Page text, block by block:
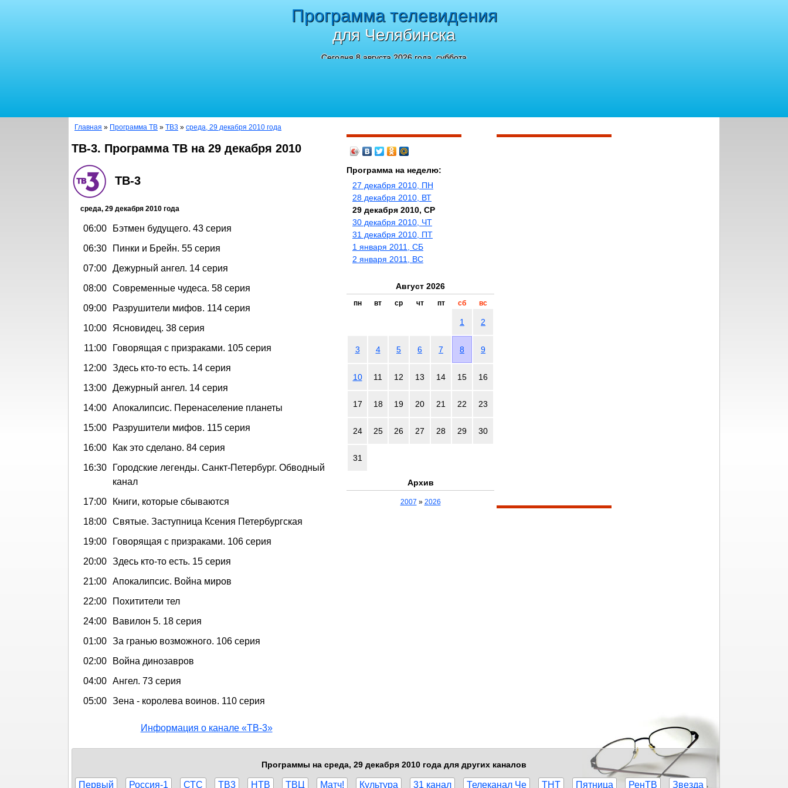
Программа телевидения
для Челябинска
Сегодня 8 августа 2026 года, суббота
Главная » Программа ТВ » ТВ3 » среда, 29 декабря 2010 года
ТВ-3. Программа ТВ на 29 декабря 2010
ТВ-3
среда, 29 декабря 2010 года
06:00
Бэтмен будущего. 43 серия
06:30
Пинки и Брейн. 55 серия
07:00 Дежурный ангел. 14 серия
08:00 Современные чудеса. 58 серия
09:00
Разрушители мифов. 114 серия
10:00
Ясновидец. 38 серия
11:00
Говорящая с призраками. 105 серия
12:00 Здесь кто-то есть. 14 серия
13:00 Дежурный ангел. 14 серия
14:00 Апокалипсис. Перенаселение планеты
15:00
Разрушители мифов. 115 серия
16:00
Как это сделано. 84 серия
16:30
Городские легенды. Санкт-Петербург. Обводный
канал
17:00
Книги, которые сбываются
18:00 Святые. Заступница Ксения Петербургская
19:00
Говорящая с призраками. 106 серия
20:00 Здесь кто-то есть. 15 серия
21:00 Апокалипсис. Война миров
22:00
Похитители тел
24:00
Вавилон 5. 18 серия
01:00 За гранью возможного. 106 серия
02:00
Война динозавров
04:00 Ангел. 73 серия
05:00 Зена - королева воинов. 110 серия
Информация о канале «ТВ-3»
Программа на неделю:
27 декабря 2010, ПН
28 декабря 2010, ВТ
29 декабря 2010, СР
30 декабря 2010, ЧТ
31 декабря 2010, ПТ
1 января 2011, СБ
2 января 2011, ВС
Август 2026
пн вт ср чт пт сб вс
1 2
3 4 5 6 7 8 9
10 11 12 13 14 15 16
17 18 19 20 21 22 23
24 25 26 27 28 29 30
31
Архив
2007 » 2026
Программы на среда, 29 декабря 2010 года для других каналов
Первый Россия-1 СТС ТВ3 НТВ ТВЦ Матч! Культура 31 канал Телеканал Че ТНТ Пятница РенТВ Звезда